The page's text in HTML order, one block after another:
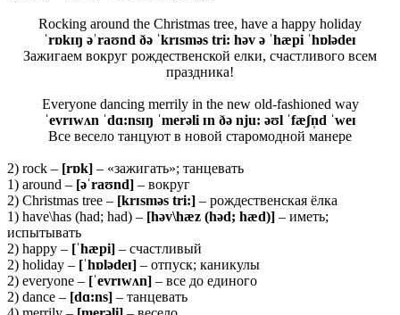
Rocking around the Christmas tree, have a happy holiday
ˈrɒkɪŋ əˈraʊnd ðə ˈkrɪsməs tri: həv ə ˈhæpi ˈhɒlədeɪ
Зажигаем вокруг рождественской елки, счастливого всем
праздника!
Everyone dancing merrily in the new old-fashioned way
ˈevrɪwʌn ˈdɑ:nsɪŋ ˈmerəli ɪn ðə nju: əʊl ˈfæʃn̩d ˈweɪ
Все весело танцуют в новой старомодной манере
2) rock – [rɒk] – «зажигать»; танцевать
1) around – [əˈraʊnd] – вокруг
2) Christmas tree – [krɪsməs tri:] – рождественская ёлка
1) have\has (had; had) – [həv\hæz (həd; hæd)] – иметь;
испытывать
2) happy – [ˈhæpi] – счастливый
2) holiday – [ˈhɒlədeɪ] – отпуск; каникулы
2) everyone – [ˈevrɪwʌn] – все до единого
2) dance – [dɑ:ns] – танцевать